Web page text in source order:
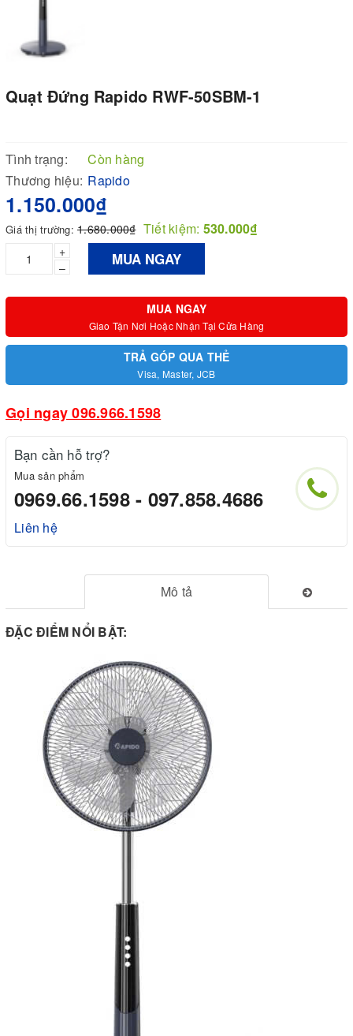
Quạt Đứng Rapido RWF-50SBM-1
Tình trạng:
Còn hàng
Thương hiệu: Rapido
1.150.000₫
Giá thị trường: 1.680.000₫ Tiết kiệm: 530.000₫
+
–
MUA NGAY
MUA NGAY
Giao Tận Nơi Hoặc Nhận Tại Cửa Hàng
TRẢ GÓP QUA THẺ
Visa, Master, JCB
Gọi ngay 096.966.1598
Bạn cần hỗ trợ?
Mua sản phẩm
0969.66.1598 - 097.858.4686
Liên hệ
Mô tả
ĐẶC ĐIỂM NỔI BẬT: